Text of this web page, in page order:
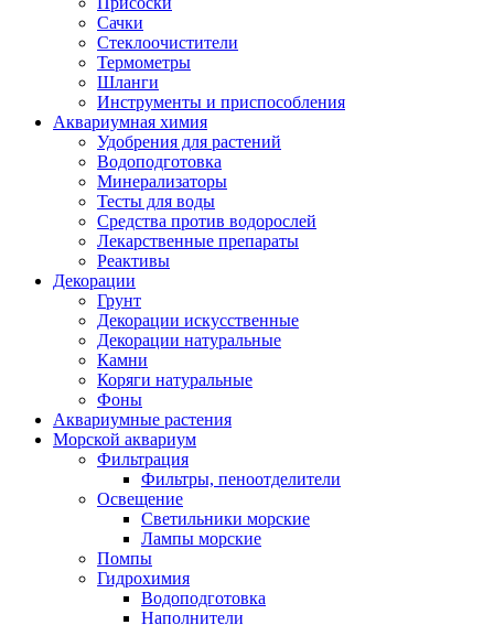
Сачки
Стеклоочистители
Термометры
Шланги
Инструменты и приспособления
Аквариумная химия
Удобрения для растений
Водоподготовка
Минерализаторы
Тесты для воды
Средства против водорослей
Лекарственные препараты
Реактивы
Декорации
Грунт
Декорации искусственные
Декорации натуральные
Камни
Коряги натуральные
Фоны
Аквариумные растения
Морской аквариум
Фильтрация
Фильтры, пеноотделители
Освещение
Светильники морские
Лампы морские
Помпы
Гидрохимия
Водоподготовка
Наполнители